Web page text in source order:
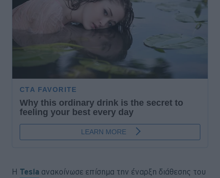
Η Tesla ανακοίνωσε επίσημα την έναρξη διάθεσης του